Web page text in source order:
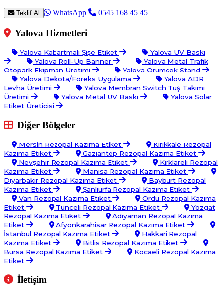
Teklif Al WhatsApp 0545 168 45 45
Yalova Hizmetleri
Yalova Kabartmalı Şişe Etiket
Yalova UV Baskı
Yalova Roll-Up Banner
Yalova Metal Trafik
Otopark Ekipman Üretimi
Yalova Örümcek Stand
Yalova Dekota/Foreks Uygulama
Yalova ADR
Levha Üretimi
Yalova Membran Switch Tuş Takımı
Üretimi
Yalova Metal UV Baskı
Yalova Solar
Etiket Üreticisi
Diğer Bölgeler
Mersin Rezopal Kazıma Etiket
Kırıkkale Rezopal
Kazıma Etiket
Gaziantep Rezopal Kazıma Etiket
Nevşehir Rezopal Kazıma Etiket
Kırklareli Rezopal
Kazıma Etiket
Manisa Rezopal Kazıma Etiket
Diyarbakır Rezopal Kazıma Etiket
Bayburt Rezopal
Kazıma Etiket
Şanlıurfa Rezopal Kazıma Etiket
Van Rezopal Kazıma Etiket
Ordu Rezopal Kazıma
Etiket
Tunceli Rezopal Kazıma Etiket
Yozgat
Rezopal Kazıma Etiket
Adıyaman Rezopal Kazıma
Etiket
Afyonkarahisar Rezopal Kazıma Etiket
İstanbul Rezopal Kazıma Etiket
Hakkari Rezopal
Kazıma Etiket
Bitlis Rezopal Kazıma Etiket
Bursa Rezopal Kazıma Etiket
Kocaeli Rezopal Kazıma
Etiket
İletişim